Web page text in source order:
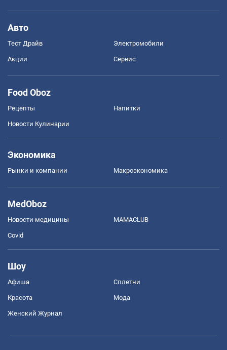
Авто
Тест Драйв Электромобили
Акции Сервис
Food Oboz
Рецепты Напитки
Новости Кулинарии
Экономика
Рынки и компании Mакроэкономика
MedOboz
Новости медицины MAMACLUB
Covid
Шоу
Афиша Сплетни
Красота Мода
Женский Журнал